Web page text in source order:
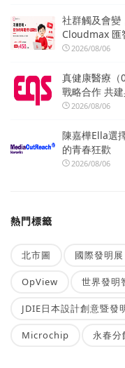
社群觸及會變
Cloudmax 匯
2026/08/06
真健康醫療（
戰略合作 共
2026/08/06
陳嘉樺Ella選
的青春狂歡
2026/08/06
熱門標籤
北市圖 國際發明展
OpView 世界發明
JDIE日本設計創意暨發
Microchip 永春分